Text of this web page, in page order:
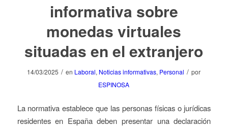
informativa sobre
monedas virtuales
situadas en el extranjero
14/03/2025 / en Laboral, Noticias informativas, Personal / por
ESPINOSA
La normativa establece que las personas físicas o jurídicas
residentes en España deben presentar una declaración